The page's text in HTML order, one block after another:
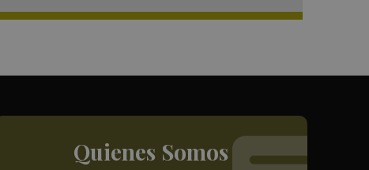
Quienes Somos